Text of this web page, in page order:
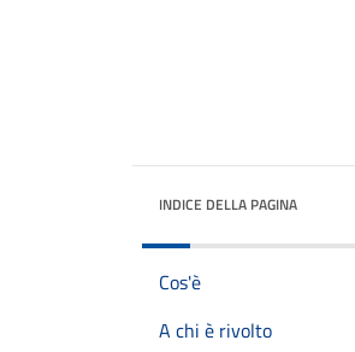
INDICE DELLA PAGINA
Cos'è
A chi è rivolto